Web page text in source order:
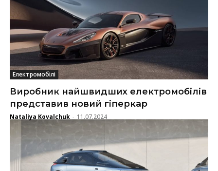
Електромобілі
Виробник найшвидших електромобілів
представив новий гіперкар
Nataliya Kovalchuk - 11.07.2024